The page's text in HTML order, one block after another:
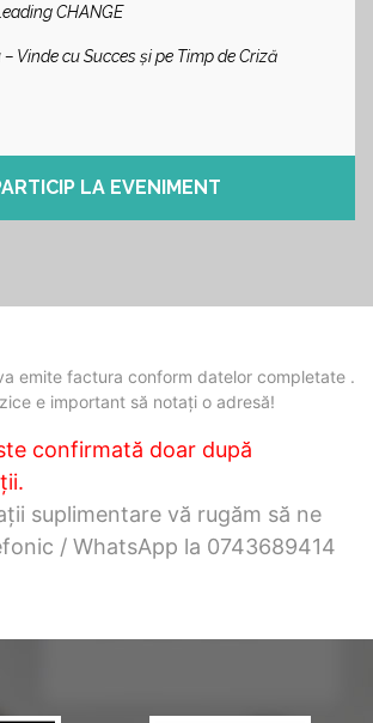
CHANGE
Vinde cu Succes și pe Timp de Criză
LA EVENIMENT
emite factura conform datelor completate .
e important să notați o adresă!
confirmată doar după
suplimentare vă rugăm să ne
/ WhatsApp la 0743689414